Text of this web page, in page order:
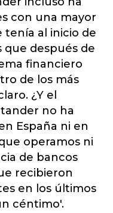
con una mayor
tenía al inicio de
que después de
financiero
de los más
¿Y el
no ha
España ni en
operamos ni
de bancos
recibieron
en los últimos
céntimo'.